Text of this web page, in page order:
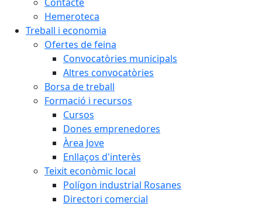
Hemeroteca
Treball i economia
Ofertes de feina
Convocatòries municipals
Altres convocatòries
Borsa de treball
Formació i recursos
Cursos
Dones emprenedores
Àrea Jove
Enllaços d'interès
Teixit econòmic local
Polígon industrial Rosanes
Directori comercial